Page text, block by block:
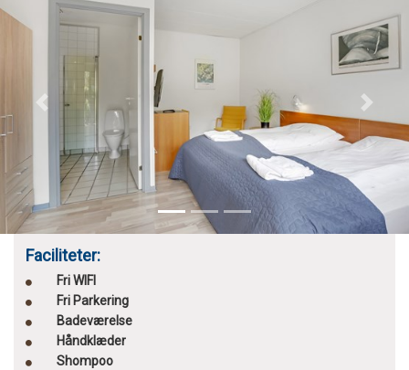
Previous Next
Faciliteter:
Fri WIFI
Fri Parkering
Badeværelse
Håndklæder
Shompoo